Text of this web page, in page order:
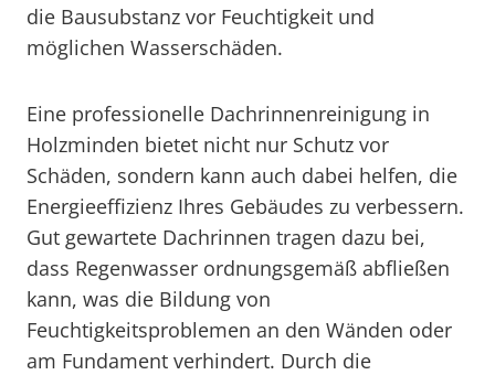
die Bausubstanz vor Feuchtigkeit und
möglichen Wasserschäden.
Eine professionelle Dachrinnenreinigung in
Holzminden bietet nicht nur Schutz vor
Schäden, sondern kann auch dabei helfen, die
Energieeffizienz Ihres Gebäudes zu verbessern.
Gut gewartete Dachrinnen tragen dazu bei,
dass Regenwasser ordnungsgemäß abfließen
kann, was die Bildung von
Feuchtigkeitsproblemen an den Wänden oder
am Fundament verhindert. Durch die